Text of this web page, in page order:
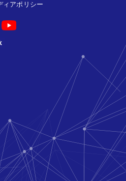
ィアポリシー